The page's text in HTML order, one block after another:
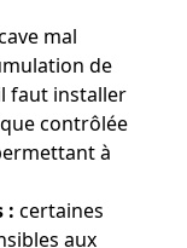
mal
de
faut installer
contrôlée
à
: certaines
aux